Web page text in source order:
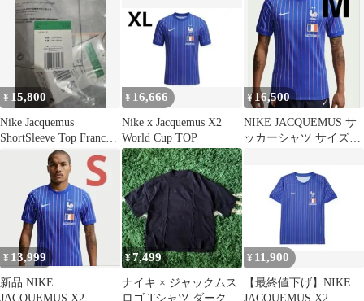
¥ 15,800
Nike Jacquemus
ShortSleeve Top France
¥ 16,666
Nike x Jacquemus X2
World Cup TOP
¥ 16,500
NIKE JACQUEMUS サ
ッカーシャツ サイズM
¥ 13,999
新品 NIKE
JACQUEMUS X2
¥7,499
ナイキ × ジャックムス
ロゴ Tシャツ ダークネ
¥ 11,900
【最終値下げ】NIKE
JACQUEMUS X2